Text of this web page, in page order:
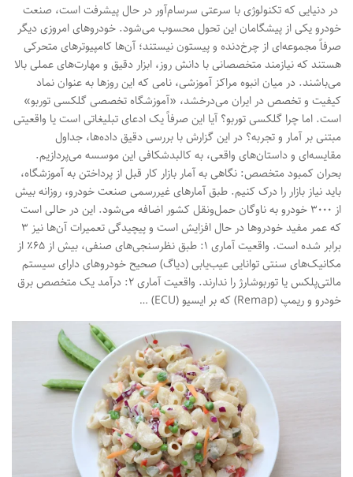
در دنیایی که تکنولوژی با سرعتی سرسام‌آور در حال پیشرفت است، صنعت
خودرو یکی از پیشگامان این تحول محسوب می‌شود. خودروهای امروزی دیگر
صرفاً مجموعه‌ای از چرخ‌دنده و پیستون نیستند؛ آن‌ها کامپیوترهای متحرکی
هستند که نیازمند متخصصانی با دانش روز، ابزار دقیق و مهارت‌های عملی بالا
می‌باشند. در میان انبوه مراکز آموزشی، نامی که این روزها به عنوان نماد
کیفیت و تخصص در ایران می‌درخشد، «آموزشگاه تخصصی گلکسی توربو»
است. اما چرا گلکسی توربو؟ آیا این صرفاً یک ادعای تبلیغاتی است یا واقعیتی
مبتنی بر آمار و تجربه؟ در این گزارش با بررسی دقیق داده‌ها، جداول
مقایسه‌ای و داستان‌های واقعی، به کالبدشکافی این موسسه می‌پردازیم.
بحران کمبود متخصص: نگاهی به آمار بازار کار قبل از پرداختن به آموزشگاه،
باید نیاز بازار را درک کنیم. طبق آمارهای غیررسمی صنعت خودرو، روزانه بیش
از ۳۰۰۰ خودرو به ناوگان حمل‌ونقل کشور اضافه می‌شود. این در حالی است
که عمر مفید خودروها در حال افزایش است و پیچیدگی تعمیرات آن‌ها نیز ۳
برابر شده است. واقعیت آماری ۱: طبق نظرسنجی‌های صنفی، بیش از ۶۵٪ از
مکانیک‌های سنتی توانایی عیب‌یابی (دیاگ) صحیح خودروهای دارای سیستم
مالتی‌پلکس یا توربوشارژ را ندارند. واقعیت آماری ۲: درآمد یک متخصص برق
خودرو و ریمپ (Remap) که بر ایسیو (ECU) …